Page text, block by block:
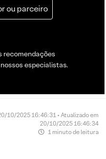
ou parceiro
recomendações
especialistas.
10/2025 16:46:31 • Atualizado em
20/10/2025 16:46:34
1 minuto de leitura